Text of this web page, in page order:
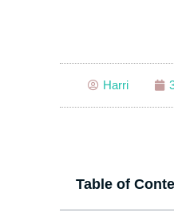
Harri
Table of